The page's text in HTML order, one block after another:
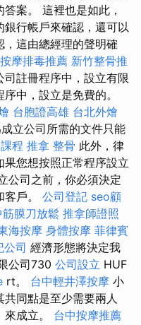
案。 這裡也是如此，
行帳戶來確認，還可以
這由總經理的聲明確
摩排毒推薦 新竹整骨推
司註冊程序中，設立有限
中，設立是免費的。
台胞證高雄 台北外燴
立公司所需的文件只能
程 推拿 整骨 此外，律
您想按照正常程序設立
公司之前，你必須決定
戶。 公司登記 seo顧
筋膜刀放鬆 推拿師證照
海按摩 身體按摩 菲律賓
公司 經濟形態將決定我
公司730 公司設立 HUF
rt。 台中輕井澤按摩 小
同點是至少需要兩人
來成立。 台中按摩推薦